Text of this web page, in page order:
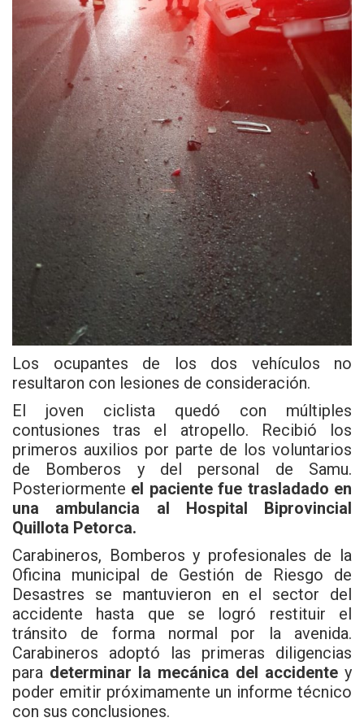
Los ocupantes de los dos vehículos no
resultaron con lesiones de consideración.
El joven ciclista quedó con múltiples
contusiones tras el atropello. Recibió los
primeros auxilios por parte de los voluntarios
de Bomberos y del personal de Samu.
Posteriormente el paciente fue trasladado en
una ambulancia al Hospital Biprovincial
Quillota Petorca.
Carabineros, Bomberos y profesionales de la
Oficina municipal de Gestión de Riesgo de
Desastres se mantuvieron en el sector del
accidente hasta que se logró restituir el
tránsito de forma normal por la avenida.
Carabineros adoptó las primeras diligencias
para determinar la mecánica del accidente y
poder emitir próximamente un informe técnico
con sus conclusiones.